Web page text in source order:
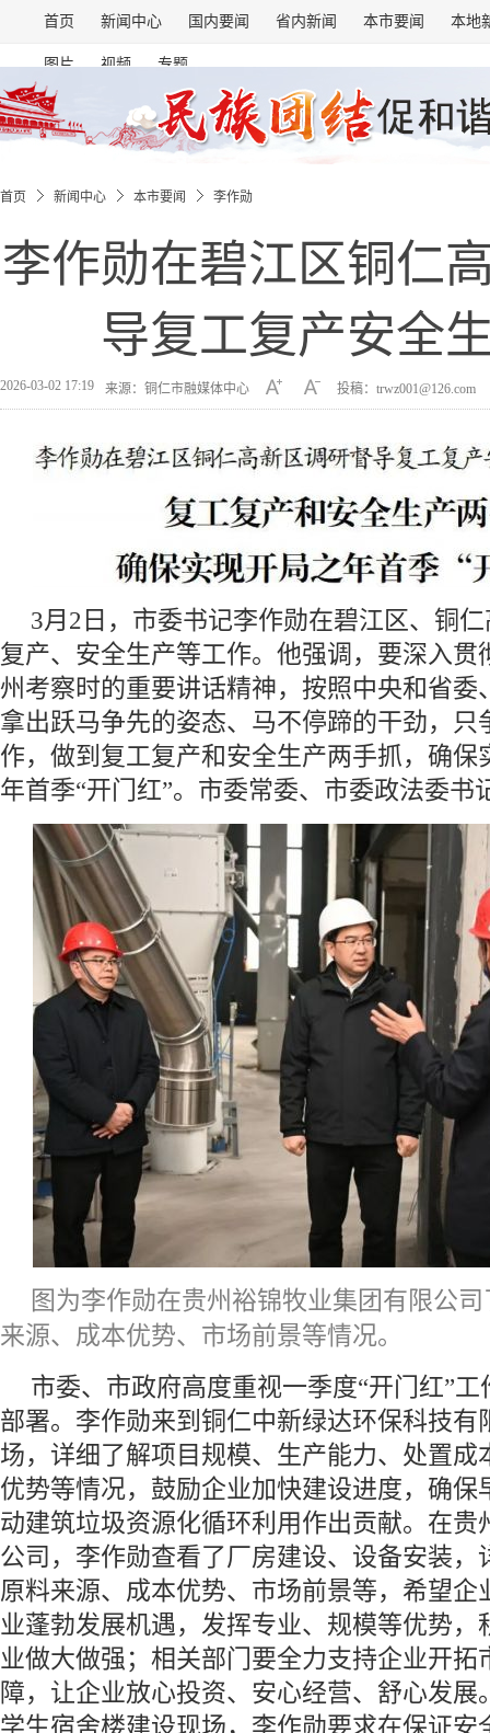
首页 新闻中心 国内要闻 省内新闻 本市要闻 本地
图片 视频 专题
首页 新闻中心 本市要闻 李作勋
李作勋在碧江区铜仁
导复工复产安全
2026-03-02 17:19 来源：铜仁市融媒体中心 投稿：trwz001@126.com
3月2日，市委书记李作勋在碧江区、铜
复产、安全生产等工作。他强调，要深入贯
州考察时的重要讲话精神，按照中央和省委
拿出跃马争先的姿态、马不停蹄的干劲，只
作，做到复工复产和安全生产两手抓，确保
年首季“开门红”。市委常委、市委政法委书
图为李作勋在贵州裕锦牧业集团有限公
来源、成本优势、市场前景等情况。
市委、市政府高度重视一季度“开门红”
部署。李作勋来到铜仁中新绿达环保科技有
场，详细了解项目规模、生产能力、处置成
优势等情况，鼓励企业加快建设进度，确保
动建筑垃圾资源化循环利用作出贡献。在贵
公司，李作勋查看了厂房建设、设备安装，
原料来源、成本优势、市场前景等，希望企
业蓬勃发展机遇，发挥专业、规模等优势，
业做大做强；相关部门要全力支持企业开拓
障，让企业放心投资、安心经营、舒心发展
学生宿舍楼建设现场，李作勋要求在保证安